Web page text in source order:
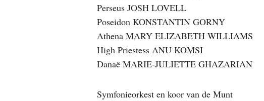
Perseus JOSH LOVELL
Poseidon KONSTANTIN GORNY
Athena MARY ELIZABETH WILLIAMS
High Priestess ANU KOMSI
Danaë MARIE-JULIETTE GHAZARIAN
Symfonieorkest en koor van de Munt